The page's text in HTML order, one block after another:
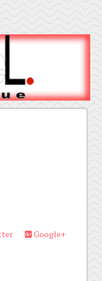
Google+